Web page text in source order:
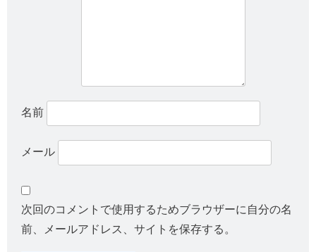
名前
メール
次回のコメントで使用するためブラウザーに自分の名
前、メールアドレス、サイトを保存する。